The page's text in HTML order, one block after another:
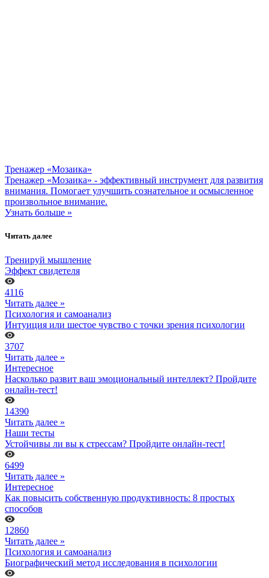
Тренажер «Мозаика»
Тренажер «Мозаика» - эффективный инструмент для развития
внимания. Помогает улучшить сознательное и осмысленное
произвольное внимание.
Узнать больше »
Читать далее
Тренируй мышление
Эффект свидетеля
4116
Читать далее »
Психология и самоанализ
Интуиция или шестое чувство с точки зрения психологии
3707
Читать далее »
Интересное
Насколько развит ваш эмоциональный интеллект? Пройдите
онлайн-тест!
14390
Читать далее »
Наши тесты
Устойчивы ли вы к стрессам? Пройдите онлайн-тест!
6499
Читать далее »
Интересное
Как повысить собственную продуктивность: 8 простых
способов
12860
Читать далее »
Психология и самоанализ
Биографический метод исследования в психологии